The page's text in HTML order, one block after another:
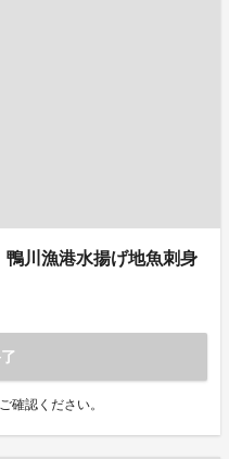
鴨川漁港水揚げ地魚刺身
確認ください。